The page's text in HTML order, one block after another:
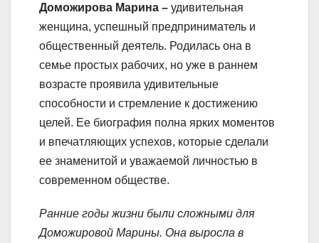
Доможирова Марина – удивительная
женщина, успешный предприниматель и
общественный деятель. Родилась она в
семье простых рабочих, но уже в раннем
возрасте проявила удивительные
способности и стремление к достижению
целей. Ее биография полна ярких моментов
и впечатляющих успехов, которые сделали
ее знаменитой и уважаемой личностью в
современном обществе.
Ранние годы жизни были сложными для
Доможировой Марины. Она выросла в